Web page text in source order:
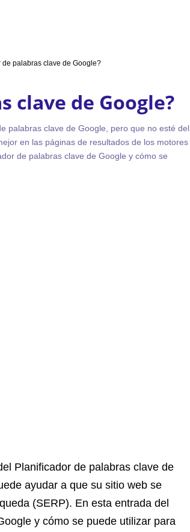
palabras clave de Google?
clave de Google?
palabras clave de Google, pero que no esté del
en las páginas de resultados de los motores
de palabras clave de Google y cómo se
Planificador de palabras clave de
ayudar a que su sitio web se
(SERP). En esta entrada del
y cómo se puede utilizar para